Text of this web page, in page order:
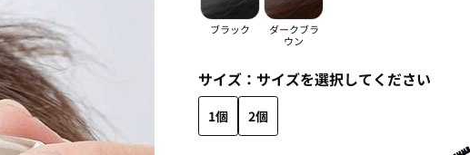
ブラック
ダークブラ
ウン
サイズ： サイズを選択してください
1個 2個